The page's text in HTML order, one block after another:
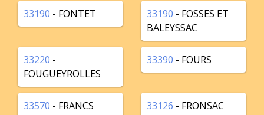
33190 - FONTET 33190 - FOSSES ET
BALEYSSAC
33220 -
FOUGUEYROLLES
33390 - FOURS
33570 - FRANCS 33126 - FRONSAC